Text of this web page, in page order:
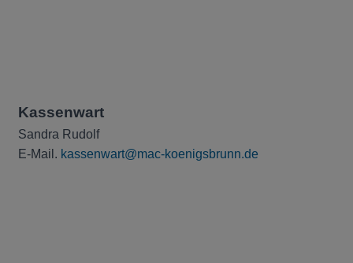
Kassenwart
Sandra Rudolf
E-Mail. kassenwart@mac-koenigsbrunn.de